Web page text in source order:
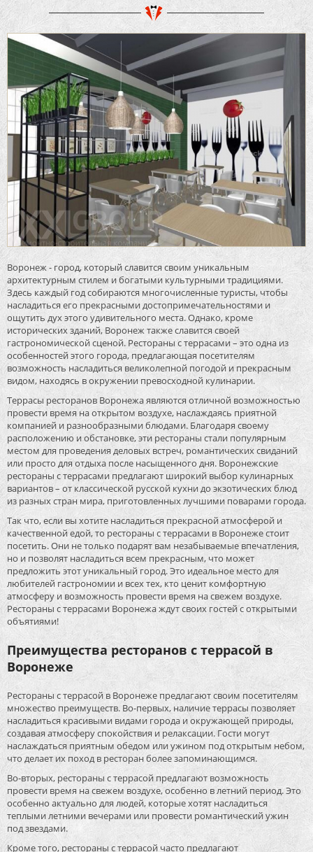
Воронеж - город, который славится своим уникальным
архитектурным стилем и богатыми культурными традициями.
Здесь каждый год собираются многочисленные туристы, чтобы
насладиться его прекрасными достопримечательностями и
ощутить дух этого удивительного места. Однако, кроме
исторических зданий, Воронеж также славится своей
гастрономической сценой. Рестораны с террасами – это одна из
особенностей этого города, предлагающая посетителям
возможность насладиться великолепной погодой и прекрасным
видом, находясь в окружении превосходной кулинарии.
Террасы ресторанов Воронежа являются отличной возможностью
провести время на открытом воздухе, наслаждаясь приятной
компанией и разнообразными блюдами. Благодаря своему
расположению и обстановке, эти рестораны стали популярным
местом для проведения деловых встреч, романтических свиданий
или просто для отдыха после насыщенного дня. Воронежские
рестораны с террасами предлагают широкий выбор кулинарных
вариантов – от классической русской кухни до экзотических блюд
из разных стран мира, приготовленных лучшими поварами города.
Так что, если вы хотите насладиться прекрасной атмосферой и
качественной едой, то рестораны с террасами в Воронеже стоит
посетить. Они не только подарят вам незабываемые впечатления,
но и позволят насладиться всем прекрасным, что может
предложить этот уникальный город. Это идеальное место для
любителей гастрономии и всех тех, кто ценит комфортную
атмосферу и возможность провести время на свежем воздухе.
Рестораны с террасами Воронежа ждут своих гостей с открытыми
объятиями!
Преимущества ресторанов с террасой в
Воронеже
Рестораны с террасой в Воронеже предлагают своим посетителям
множество преимуществ. Во-первых, наличие террасы позволяет
насладиться красивыми видами города и окружающей природы,
создавая атмосферу спокойствия и релаксации. Гости могут
наслаждаться приятным обедом или ужином под открытым небом,
что делает их поход в ресторан более запоминающимся.
Во-вторых, рестораны с террасой предлагают возможность
провести время на свежем воздухе, особенно в летний период. Это
особенно актуально для людей, которые хотят насладиться
теплыми летними вечерами или провести романтический ужин
под звездами.
Кроме того, рестораны с террасой часто предлагают